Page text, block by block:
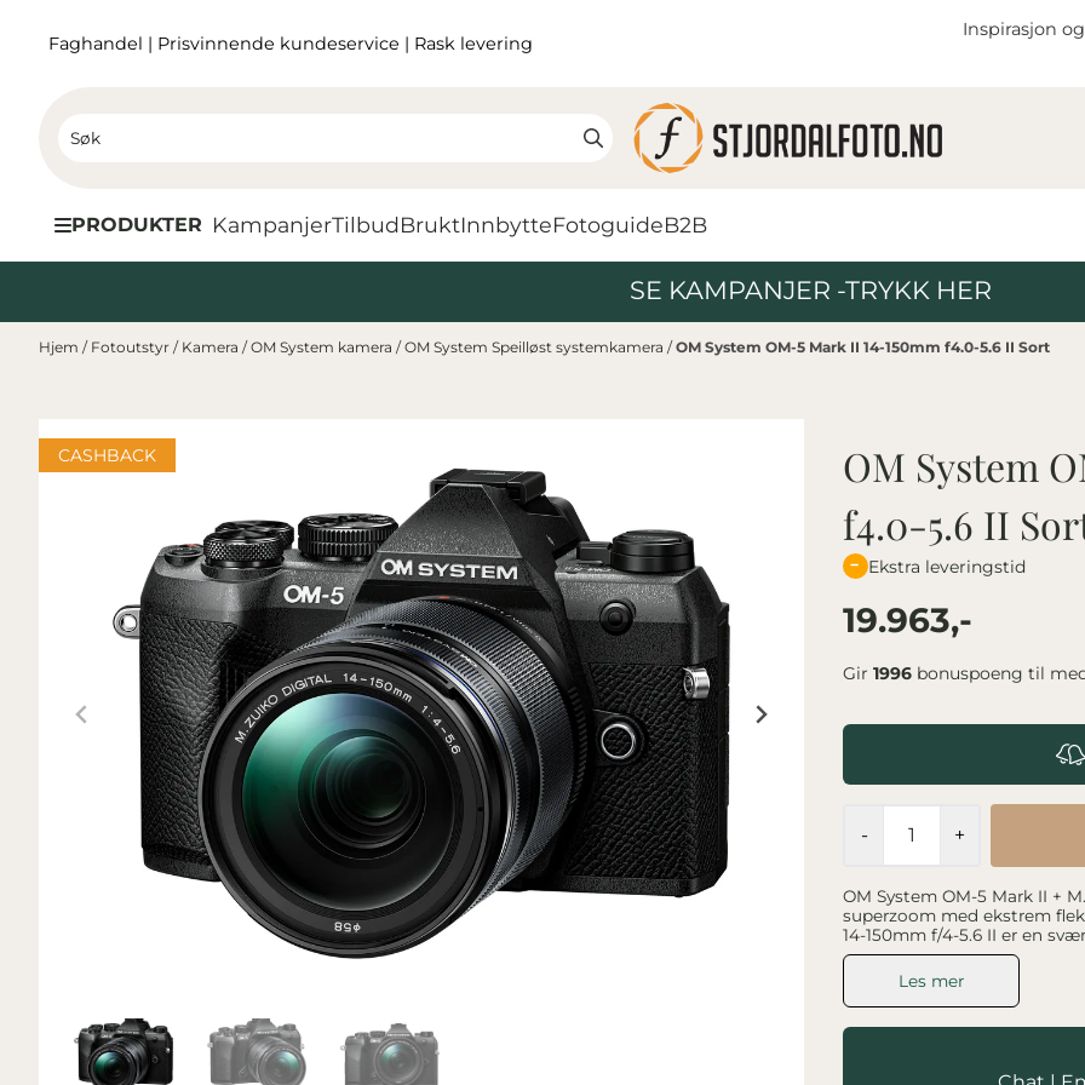
Faghandel | Prisvinnende kundeservice | Rask levering
Inspirasjon
PRODUKTER KampanjerTilbudBruktInnbytteFotoguideB2B
SE KAMPANJER -TRYKK HER
Hjem / Fotoutstyr / Kamera /OM System kamera /OM System Speilløst systemkamera /OM System OM-5 Mark II 14-150mm f4.0-5.6 II Sort
CASHBACK
OM System
f4.0-5.6 II
Ekstra leveringstid
19.963,-
Gir 1996 bonuspoeng til
- +
OM System OM-5 Mark II +
superzoom med ekstrem fleksibilitet OM System OM-5 Mark II
14-150mm f/4-5.6 II er en
fotografer som ønsker
kombinerer en 20,4
avanserte computational
150mm-objektivet dekker
Dette gjør pakken svært godt egnet til: reise natur
gir kameraet et klassisk og
Les mer